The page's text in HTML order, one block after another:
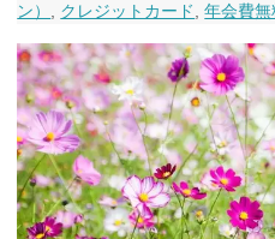
月4日
ャンペーン！8/31まで 2026
ドコモの銀行で預金残高を
山分けキャンペーン！～10/
デジタルギフト改悪でいろ
1日
PayPayポイント→Vポイン
法 2026年8月1日
Vポイントpay利用で最大
V NEOBANK改悪！還元率
ン）
クレジットカード ,年会費無